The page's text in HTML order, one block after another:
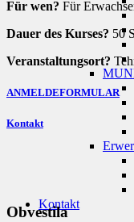
Kontakt
Für wen? Für
Dauer des Kurses? 50
Veranstaltungsort?
ANMELDEFORMULAR
Kontakt
Obvestila